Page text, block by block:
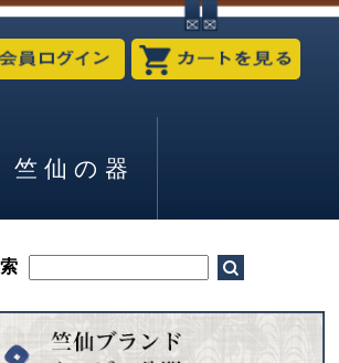
竺仙の器